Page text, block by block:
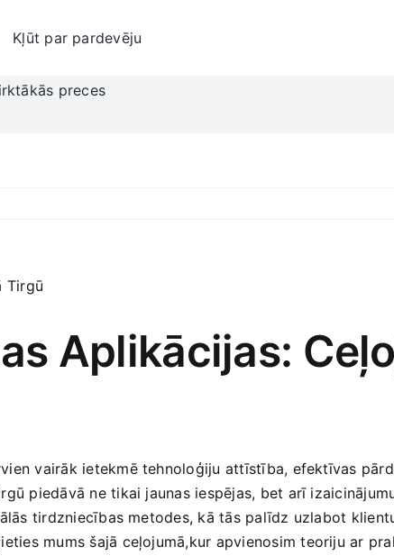
Kļūt par pardevēju
preces
Aplikācijas:
‍vairāk ietekmē tehnoloģiju attīstība, efektīvas
piedāvā ne tikai jaunas ‍iespējas, bet arī
tirdzniecības metodes, ​kā tās‌ palīdz uzlabot
mums šajā ceļojumā,kur apvienosim teoriju ‌ar